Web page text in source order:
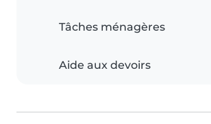
Tâches ménagères
Aide aux devoirs